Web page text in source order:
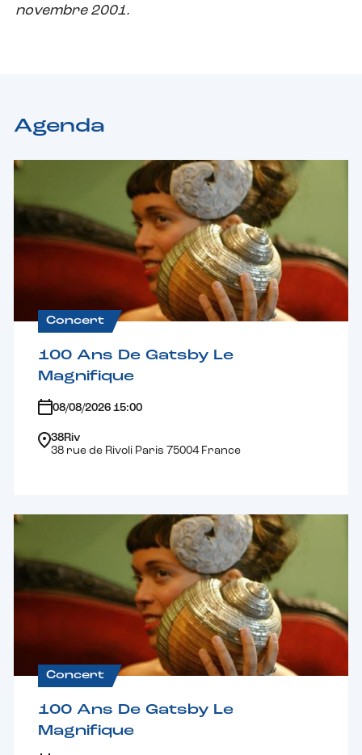
novembre 2001.
Agenda
Concert
100 Ans De Gatsby Le
Magnifique
08/08/2026 15:00
38Riv
38 rue de Rivoli Paris 75004 France
Concert
100 Ans De Gatsby Le
Magnifique